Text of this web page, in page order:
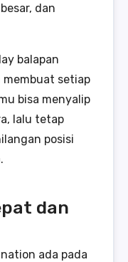
dan
balapan
membuat setiap
bisa menyalip
lalu tetap
posisi
dan
ada pada